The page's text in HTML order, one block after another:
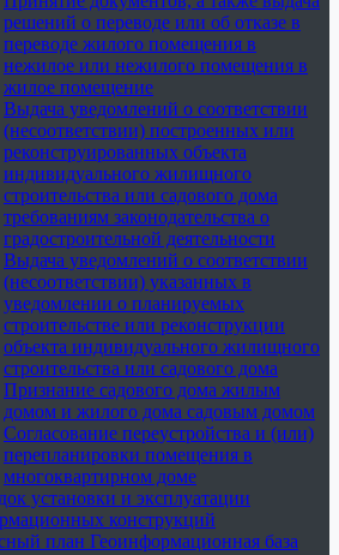
решений о переводе или об отказе в
переводе жилого помещения в
нежилое или нежилого помещения в
жилое помещение
Выдача уведомлений о соответствии
(несоответствии) построенных или
реконструированных объекта
индивидуального жилищного
строительства или садового дома
требованиям законодательства о
градостроительной деятельности
Выдача уведомлений о соответствии
(несоответствии) указанных в
уведомлении о планируемых
строительстве или реконструкции
объекта индивидуального жилищного
строительства или садового дома
Признание садового дома жилым
домом и жилого дома садовым домом
Согласование переустройства и (или)
перепланировки помещения в
многоквартирном доме
установки и эксплуатации
конструкций
план Геоинформационная база